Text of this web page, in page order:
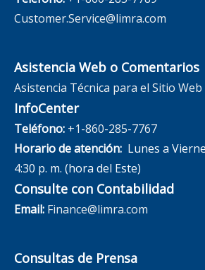
Customer.Service@limra.com
Asistencia Web o Comentarios
Asistencia Técnica para el Sitio Web
InfoCenter
Teléfono: +1-860-285-7767
Horario de atención: Lunes a
4:30 p. m. (hora del Este)
Consulte con Contabilidad
Email: Finance@limra.com
Consultas de Prensa